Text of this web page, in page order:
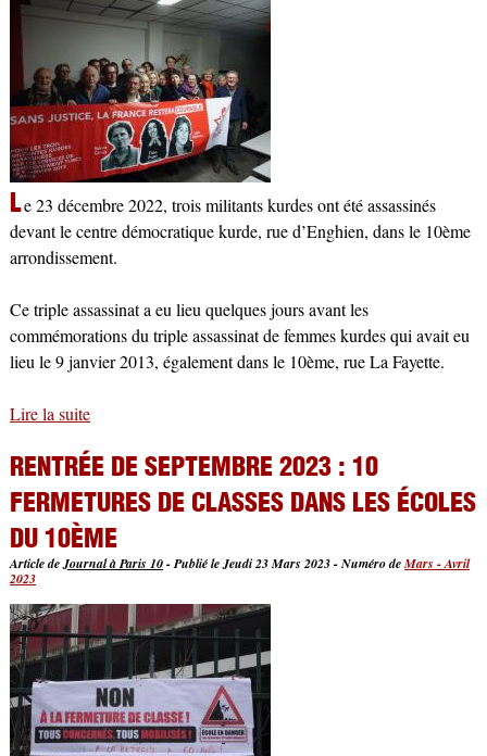
Le 23 décembre 2022, trois militants kurdes ont été assassinés
devant le centre démocratique kurde, rue d’Enghien, dans le 10ème
arrondissement.
Ce triple assassinat a eu lieu quelques jours avant les
commémorations du triple assassinat de femmes kurdes qui avait eu
lieu le 9 janvier 2013, également dans le 10ème, rue La Fayette.
Lire la suite
RENTRÉE DE SEPTEMBRE 2023 : 10
FERMETURES DE CLASSES DANS LES ÉCOLES
DU 10ÈME
Article deJournal à Paris 10-Publié le Jeudi 23 Mars 2023-Numéro deMars - Avril
2023